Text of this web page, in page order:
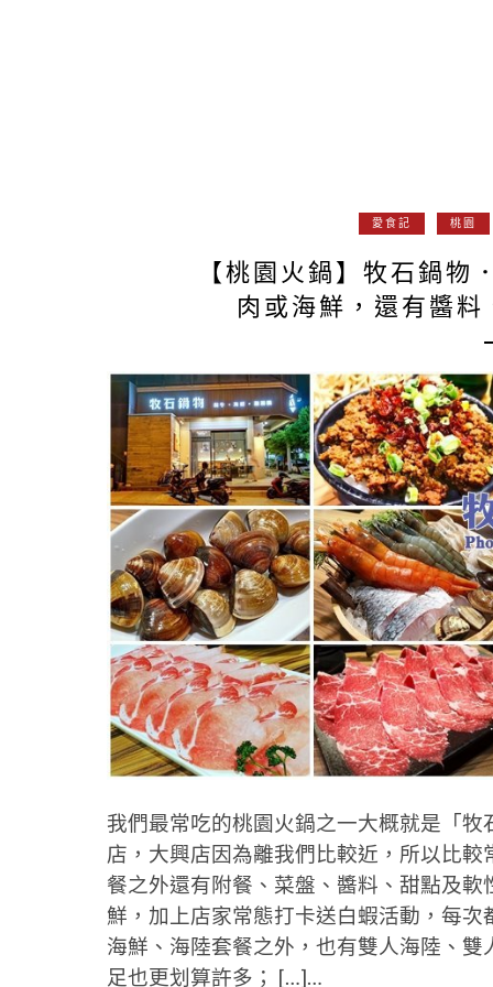
愛食記 桃園
【桃園火鍋】牧石鍋物
肉或海鮮，還有醬
我們最常吃的桃園火鍋之一大概就是「
店，大興店因為離我們比較近，所以比
餐之外還有附餐、菜盤、醬料、甜點及
鮮，加上店家常態打卡送白蝦活動，每
海鮮、海陸套餐之外，也有雙人海陸、
足也更划算許多； […]…